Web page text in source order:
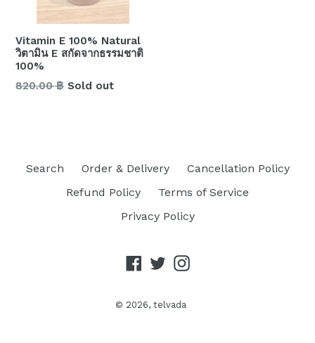
Vitamin E 100% Natural
วิตามิน E สกัดจากธรรมชาติ
100%
Regular
820.00 ฿ Sold out
Search Order & Delivery
Cancellation Policy
Refund Policy
Terms of Service
Privacy Policy
Facebook
TwitterInstagram
© 2026, telvada